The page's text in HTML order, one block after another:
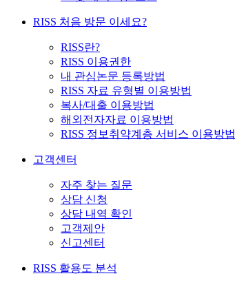
RISS 처음 방문 이세요?
RISS란?
RISS 이용권한
내 관심논문 등록방법
RISS 자료 유형별 이용방법
복사/대출 이용방법
해외전자자료 이용방법
RISS 정보취약계층 서비스 이용방법
고객센터
자주 찾는 질문
상담 신청
상담 내역 확인
고객제안
신고센터
RISS 활용도 분석